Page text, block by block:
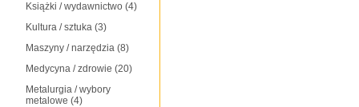
Książki / wydawnictwo (4)
Kultura / sztuka (3)
Maszyny / narzędzia (8)
Medycyna / zdrowie (20)
Metalurgia / wybory
metalowe (4)